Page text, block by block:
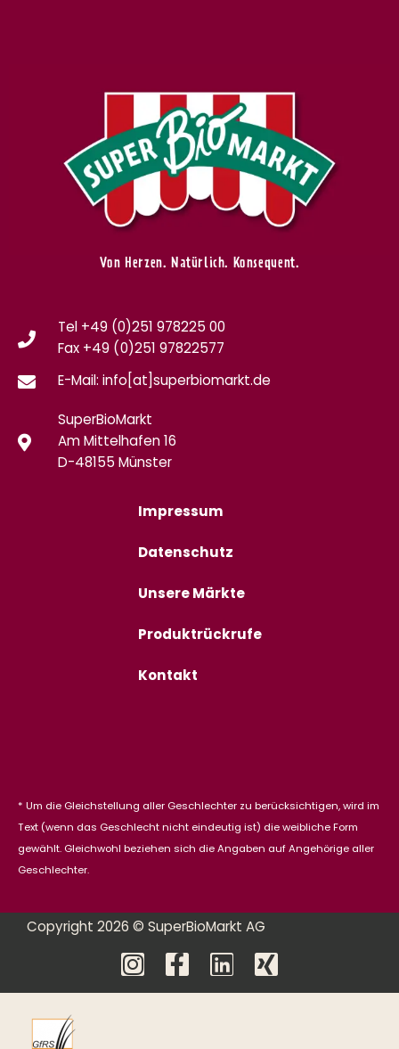
Von Herzen. Natürlich. Konsequent.
Tel +49 (0)251 978225 00
Fax +49 (0)251 97822577
E-Mail: info[at]superbiomarkt.de
SuperBioMarkt
Am Mittelhafen 16
D-48155 Münster
Impressum
Datenschutz
Unsere Märkte
Produktrückrufe
Kontakt
* Um die Gleichstellung aller Geschlechter zu berücksichtigen, wird im
Text (wenn das Geschlecht nicht eindeutig ist) die weibliche Form
gewählt. Gleichwohl beziehen sich die Angaben auf Angehörige aller
Geschlechter.
Copyright 2026 © SuperBioMarkt AG